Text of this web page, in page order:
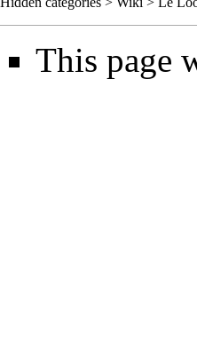
This page